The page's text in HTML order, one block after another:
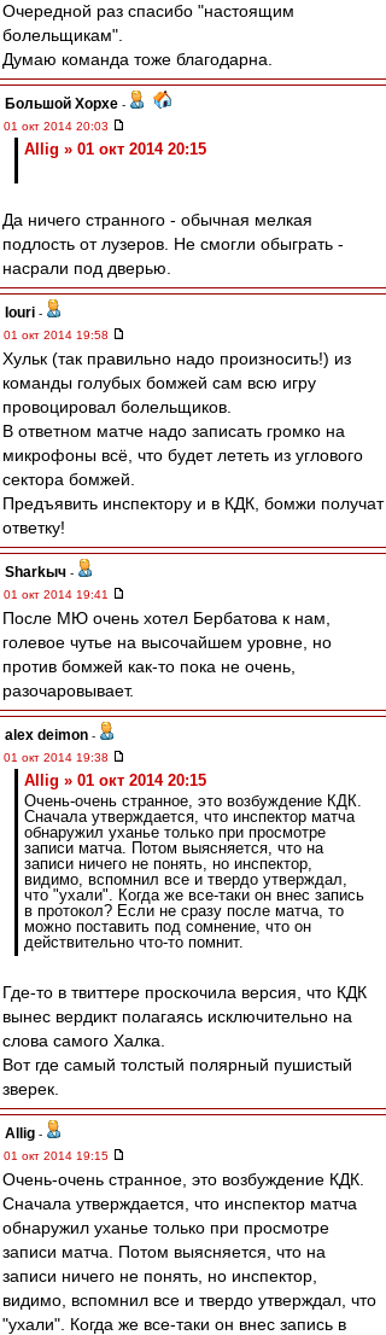
Очередной раз спасибо "настоящим
болельщикам".
Думаю команда тоже благодарна.
Большой Хорхе -
01 окт 2014 20:03
Allig » 01 окт 2014 20:15
Да ничего странного - обычная мелкая
подлость от лузеров. Не смогли обыграть -
насрали под дверью.
Iouri -
01 окт 2014 19:58
Хульк (так правильно надо произносить!) из
команды голубых бомжей сам всю игру
провоцировал болельщиков.
В ответном матче надо записать громко на
микрофоны всё, что будет лететь из углового
сектора бомжей.
Предъявить инспектору и в КДК, бомжи получат
ответку!
Sharkыч -
01 окт 2014 19:41
После МЮ очень хотел Бербатова к нам,
голевое чутье на высочайшем уровне, но
против бомжей как-то пока не очень,
разочаровывает.
alex deimon -
01 окт 2014 19:38
Allig » 01 окт 2014 20:15
Очень-очень странное, это возбуждение КДК.
Сначала утверждается, что инспектор матча
обнаружил уханье только при просмотре
записи матча. Потом выясняется, что на
записи ничего не понять, но инспектор,
видимо, вспомнил все и твердо утверждал,
что "ухали". Когда же все-таки он внес запись
в протокол? Если не сразу после матча, то
можно поставить под сомнение, что он
действительно что-то помнит.
Где-то в твиттере проскочила версия, что КДК
вынес вердикт полагаясь исключительно на
слова самого Халка.
Вот где самый толстый полярный пушистый
зверек.
Allig -
01 окт 2014 19:15
Очень-очень странное, это возбуждение КДК.
Сначала утверждается, что инспектор матча
обнаружил уханье только при просмотре
записи матча. Потом выясняется, что на
записи ничего не понять, но инспектор,
видимо, вспомнил все и твердо утверждал, что
"ухали". Когда же все-таки он внес запись в